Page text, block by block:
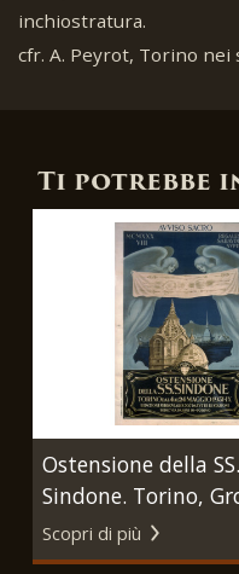
inchiostratura.
cfr. A. Peyrot, Torino nei
Ti potrebbe
Ostensione della SS.
Sindone. Torino,
& C., 1931.
Scopri di più